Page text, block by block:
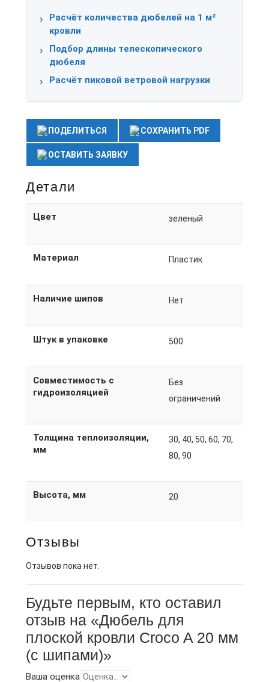
Расчёт количества дюбелей на 1 м²
кровли
Подбор длины телескопического
дюбеля
Расчёт пиковой ветровой нагрузки
ПОДЕЛИТЬСЯ СОХРАНИТЬ PDF
ОСТАВИТЬ ЗАЯВКУ
Детали
Цвет зеленый
Материал Пластик
Наличие шипов Нет
Штук в упаковке 500
Совместимость с
гидроизоляцией
Без
ограничений
Толщина теплоизоляции,
мм
30, 40, 50, 60, 70,
80, 90
Высота, мм 20
Отзывы
Отзывов пока нет.
Будьте первым, кто оставил
отзыв на «Дюбель для
плоской кровли Croco A 20 мм
(с шипами)»
Ваша оценка